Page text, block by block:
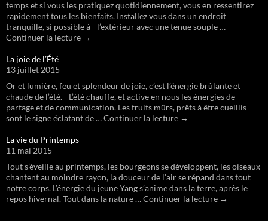
temps et si vous les pratiquez quotidiennement, vous en ressentirez
rapidement tous les bienfaits. Installez vous dans un endroit
tranquille, si possible à l’extérieur avec une tenue souple …
Continuer la lecture →
La joie de l’Été
13 juillet 2015
Or et lumière, feu et splendeur de joie, c’est l’énergie brûlante et
chaude de l’été. L’été chauffe, et active en nous les énergies de
partage et de communication. Les fruits mûrs, prêts à être cueillis
sont le signe éclatant de … Continuer la lecture →
La vie du Printemps
11 mai 2015
Tout s’éveille au printemps, les bourgeons se développent, les oiseaux
chantent au moindre rayon, la douceur de l’air se répand dans tout
notre corps. L’énergie du jeune Yang s’anime dans la terre, après le
repos hivernal. Tout dans la nature … Continuer la lecture →